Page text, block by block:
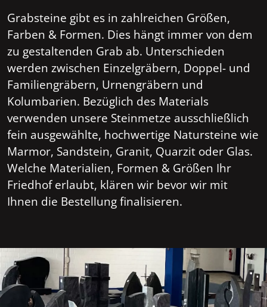
Grabsteine gibt es in zahlreichen Größen,
Farben & Formen. Dies hängt immer von dem
zu gestaltenden Grab ab. Unterschieden
werden zwischen Einzelgräbern, Doppel- und
Familiengräbern, Urnengräbern und
Kolumbarien. Bezüglich des Materials
verwenden unsere Steinmetze ausschließlich
fein ausgewählte, hochwertige Natursteine wie
Marmor, Sandstein, Granit, Quarzit oder Glas.
Welche Materialien, Formen & Größen Ihr
Friedhof erlaubt, klären wir bevor wir mit
Ihnen die Bestellung finalisieren.